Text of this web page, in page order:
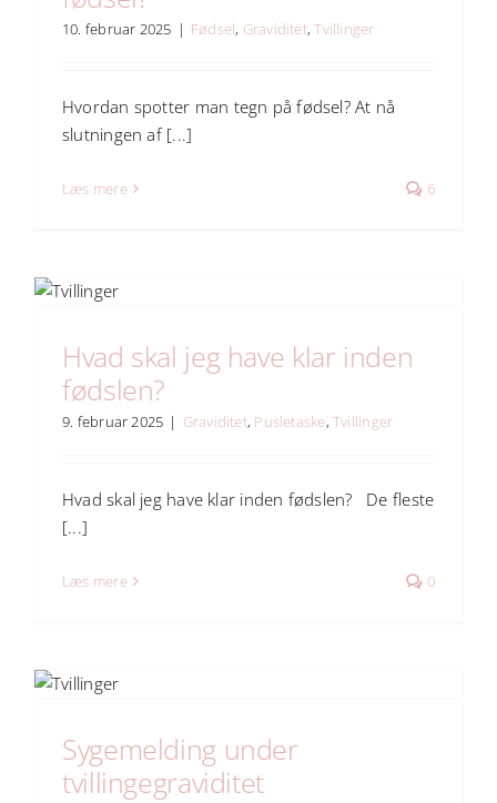
10. februar 2025 | Fødsel, Graviditet,Tvillinger
Hvordan spotter man tegn på fødsel? At nå
slutningen af [...]
Læs mere 6
Hvad skal jeg have klar inden
fødslen?
9. februar 2025 | Graviditet, Pusletaske,Tvillinger
Hvad skal jeg have klar inden fødslen? De fleste
[...]
Læs mere 0
Sygemelding under
tvillingegraviditet